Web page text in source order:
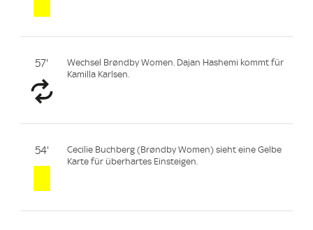
57'
Wechsel Brøndby Women. Dajan Hashemi kommt für
Kamilla Karlsen.
54'
Cecilie Buchberg (Brøndby Women) sieht eine Gelbe
Karte für überhartes Einsteigen.